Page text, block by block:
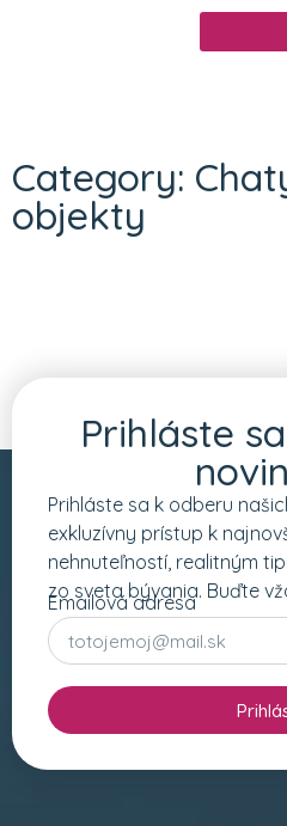
Category:
objekty
Prihláste
Prihláste sa k odberu
exkluzívny prístup k
nehnuteľností, realitným
zo sveta bývania. Buďte
Emailová adresa